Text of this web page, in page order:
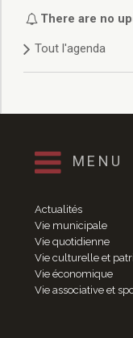
Agenda
Marchés
Toutes les
There are no
Tout l'agenda
MENU
Actualités
Vie municipale
Vie quotidienne
Vie culturelle et
Vie économique
Vie associative et